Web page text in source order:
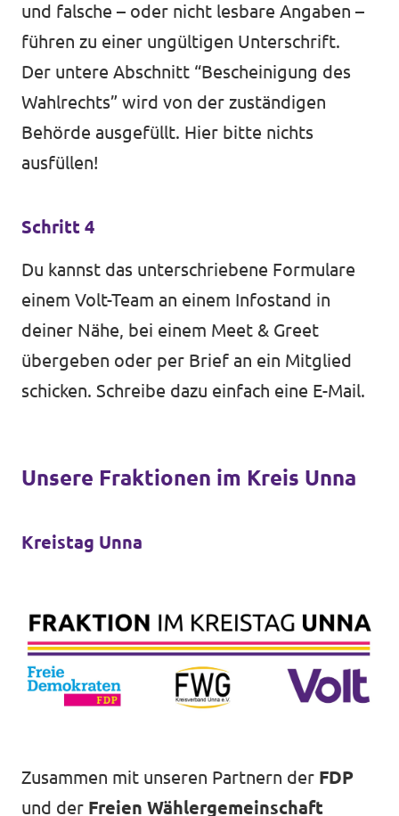
und falsche – oder nicht lesbare Angaben –
führen zu einer ungültigen Unterschrift.
Der untere Abschnitt “Bescheinigung des
Wahlrechts” wird von der zuständigen
Behörde ausgefüllt. Hier bitte nichts
ausfüllen!
Schritt 4
Du kannst das unterschriebene Formulare
einem Volt-Team an einem Infostand in
deiner Nähe, bei einem Meet & Greet
übergeben oder per Brief an ein Mitglied
schicken. Schreibe dazu einfach eine E-Mail.
Unsere Fraktionen im Kreis Unna
Kreistag Unna
Zusammen mit unseren Partnern der FDP
und der Freien Wählergemeinschaft